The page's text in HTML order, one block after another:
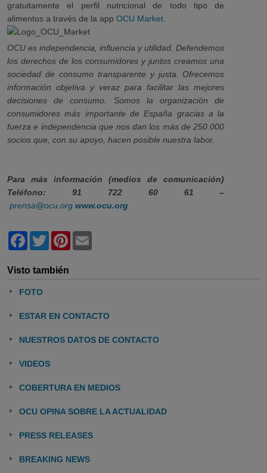
gratuitamente el perfil nutricional de todo tipo de
alimentos a través de la app OCU Market
OCU es independencia, influencia y utilidad. Defendemos
los derechos de los consumidores y juntos creamos una
sociedad de consumo transparente y justa. Ofrecemos
información objetiva y veraz para facilitar las mejores
decisiones de consumo. Somos la organización de
consumidores más importante de España gracias a la
fuerza e independencia que nos dan los más de 250.000
socios que, con su apoyo, hacen posible nuestra labor.
Para más información (medios de comunicación)
Teléfono: 91 722 60 61 –
prensa@ocu.org www.ocu.org
Facebook
TwitterPinterest
Visto también
FOTO
ESTAR EN CONTACTO
NUESTROS DATOS DE CONTACTO
VIDEOS
COBERTURA EN MEDIOS
OCU OPINA SOBRE LA ACTUALIDAD
PRESS RELEASES
BREAKING NEWS